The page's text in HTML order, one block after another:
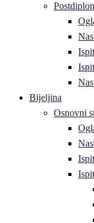
Bijeljina
Osnovni